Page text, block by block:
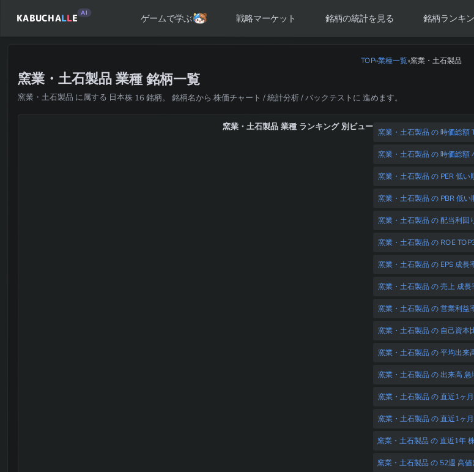
KABUCHALLE AI ゲームで学ぶ 戦略マーケット 銘柄の統計を見る 銘柄ランキ
TOP»業種一覧»窯業・土石製品
窯業・土石製品 業種 銘柄一覧
窯業・土石製品 に属する 日本株 16 銘柄。 銘柄名から 株価チャート / 統計分析 / バックテストに 進めます。
窯業・土石製品 業種 ランキング 別ビュー 窯業・土石製品 の 時価総額
窯業・土石製品 の 時価総額
窯業・土石製品 の PER 低い
窯業・土石製品 の PBR 低い
窯業・土石製品 の 配当利回
窯業・土石製品 の ROE
窯業・土石製品 の EPS 成長
窯業・土石製品 の 売上 成
窯業・土石製品 の 営業利益
窯業・土石製品 の 自己資本
窯業・土石製品 の 平均出来
窯業・土石製品 の 出来高 急
窯業・土石製品 の 直近1ヶ
窯業・土石製品 の 直近1ヶ
窯業・土石製品 の 直近1年
窯業・土石製品 の 52週 高